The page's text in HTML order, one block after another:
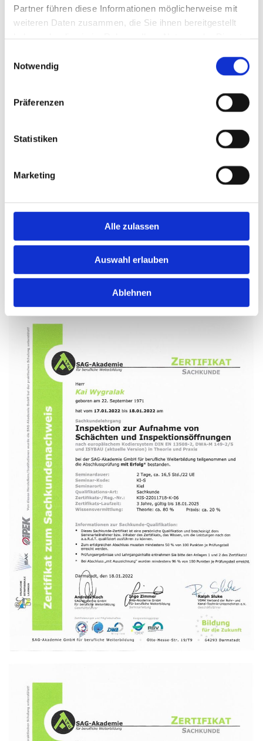
Partner führen diese Informationen möglicherweise mit
weiteren Daten zusammen, die Sie ihnen bereitgestellt
Notwendig
Präferenzen
Statistiken
Marketing
Alle zulassen
Auswahl erlauben
Ablehnen